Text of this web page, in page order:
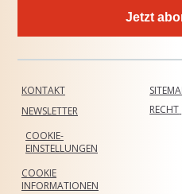
Jetzt
KONTAKT
NEWSLETTER
COOKIE-
EINSTELLUNGEN
RECHT
COOKIE
INFORMATIONEN